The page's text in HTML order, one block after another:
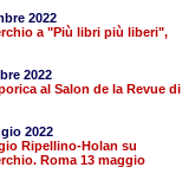
2022
a "Più libri più liberi",
2022
al Salon de la Revue di
2022
Ripellino-Holan su
Roma 13 maggio